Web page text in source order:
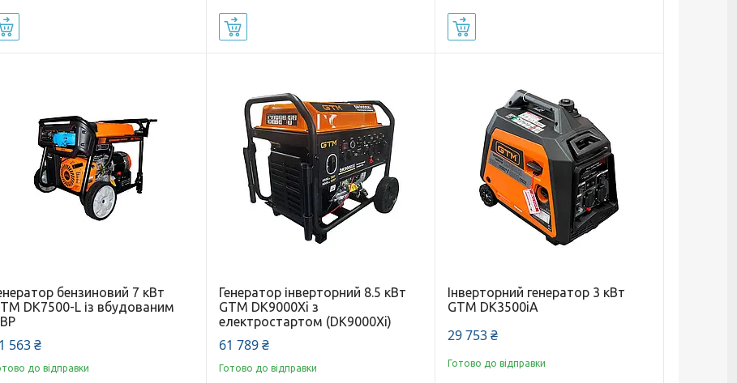
бензиновий 7 кВт
DK7500-L із вбудованим
563 ₴
до відправки
Генератор інверторний 8.5 кВт
GTM DK9000Xi з
електростартом (DK9000Xi)
61 789 ₴
Готово до відправки
Інверторний генератор 3 кВт
GTM DK3500iA
29 753 ₴
Готово до відправки